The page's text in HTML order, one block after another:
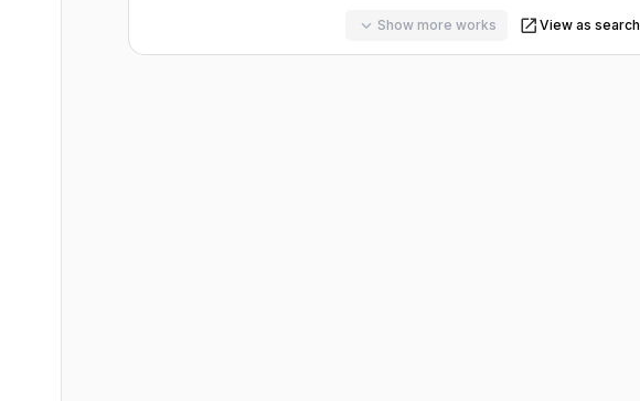
Show more works View as search